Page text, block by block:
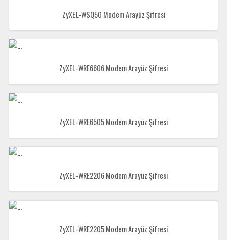
ZyXEL-WSQ50 Modem Arayüz Şifresi
ZyXEL-WRE6606 Modem Arayüz Şifresi
ZyXEL-WRE6505 Modem Arayüz Şifresi
ZyXEL-WRE2206 Modem Arayüz Şifresi
ZyXEL-WRE2205 Modem Arayüz Şifresi